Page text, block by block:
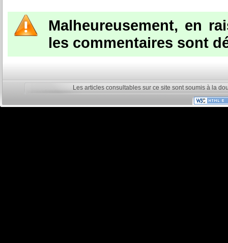
Malheureusement, en
les commentaires sont
Les articles consultables sur ce site sont soumis à la